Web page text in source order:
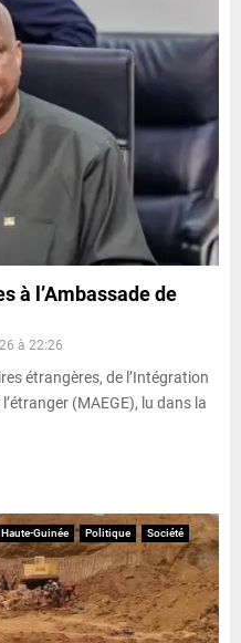
à l’Ambassade de
à 22:26
étrangères, de l’Intégration
(MAEGE), lu dans la
Haute-Guinée Politique Société